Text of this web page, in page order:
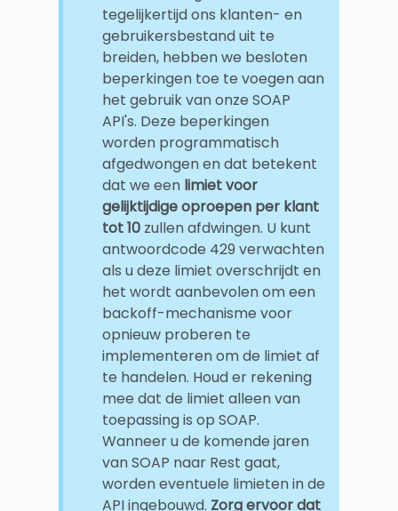
tegelijkertijd ons klanten- en
gebruikersbestand uit te
breiden, hebben we besloten
beperkingen toe te voegen aan
het gebruik van onze SOAP
API's. Deze beperkingen
worden programmatisch
afgedwongen en dat betekent
dat we een limiet voor
gelijktijdige oproepen per klant
tot 10 zullen afdwingen. U kunt
antwoordcode 429 verwachten
als u deze limiet overschrijdt en
het wordt aanbevolen om een
backoff-mechanisme voor
opnieuw proberen te
implementeren om de limiet af
te handelen. Houd er rekening
mee dat de limiet alleen van
toepassing is op SOAP.
Wanneer u de komende jaren
van SOAP naar Rest gaat,
worden eventuele limieten in de
API ingebouwd. Zorg ervoor dat